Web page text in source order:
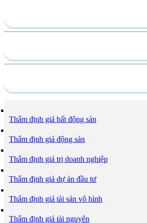
Thẩm định giá bất động sản
Thẩm định giá động sản
Thẩm định giá trị doanh nghiệp
Thẩm định giá dự án đầu tư
Thẩm định giá tài sản vô hình
Thẩm định giá tài nguyên